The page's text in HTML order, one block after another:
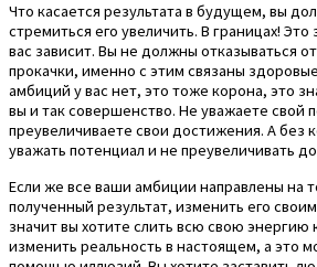
Что касается результата в будущем, вы
стремиться его увеличить. В границах!
вас зависит. Вы не должны отказываться
прокачки, именно с этим связаны
амбиций у вас нет, это тоже корона, это
вы и так совершенство. Не уважаете свой
преувеличиваете свои достижения. А без
уважать потенциал и не преувеличивать
Если же все ваши амбиции направлены на
полученный результат, изменить его
значит вы хотите слить всю свою энергию
изменить реальность в настоящем, а это